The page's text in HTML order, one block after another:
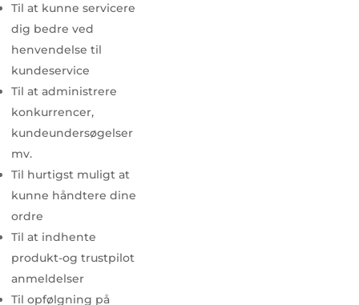
Til at kunne servicere
dig bedre ved
henvendelse til
kundeservice
Til at administrere
konkurrencer,
kundeundersøgelser
mv.
Til hurtigst muligt at
kunne håndtere dine
ordre
Til at indhente
produkt-og trustpilot
anmeldelser
Til opfølgning på